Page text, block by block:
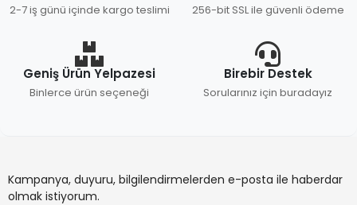
2-7 iş günü içinde kargo teslimi 256-bit SSL ile güvenli ödeme
Geniş Ürün Yelpazesi
Binlerce ürün seçeneği
Birebir Destek
Sorularınız için buradayız
Kampanya, duyuru, bilgilendirmelerden e-posta ile haberdar
olmak istiyorum.